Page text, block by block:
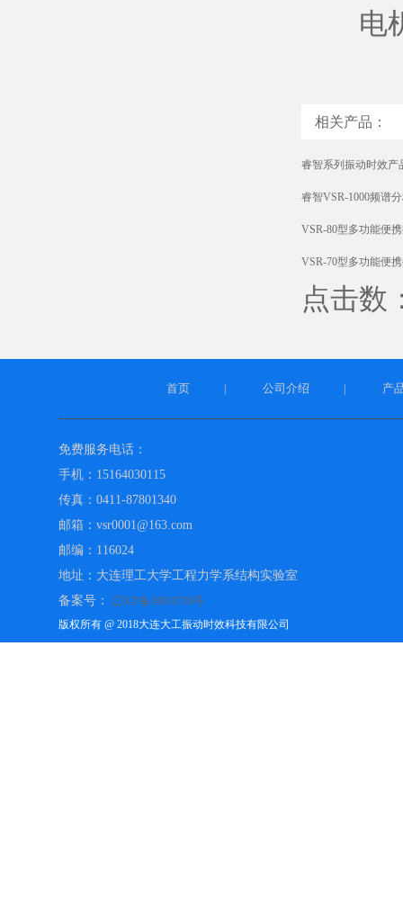
电机
相关产品：
睿智系列振动时效产
睿智VSR-1000频谱
VSR-80型多功能便
VSR-70型多功能便
点击数
首页 公司介绍 产
免费服务电话：
手机：15164030115
传真：0411-87801340
邮箱：vsr0001@163.com
邮编：116024
地址：大连理工大学工程力学系结构实验室
备案号：
辽ICP备10010710号
版权所有 @ 2018大连大工振动时效科技有限公司